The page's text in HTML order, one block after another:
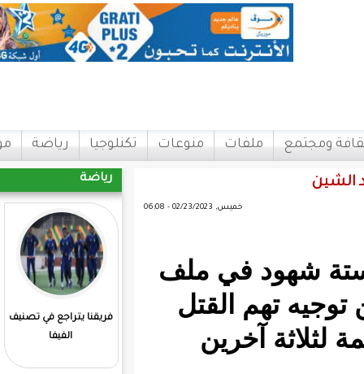
منوعات تكنلوجيا رياضة مواقع اتصل بنا
فريقنا يتراجع في تصنيف
المرابطون يفوزون علي
مدغشقر
في ملف